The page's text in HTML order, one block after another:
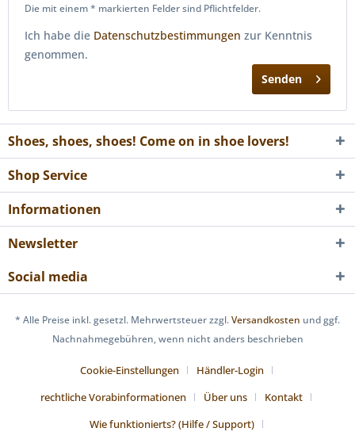
Die mit einem * markierten Felder sind Pflichtfelder.
Ich habe die Datenschutzbestimmungen zur Kenntnis
genommen.
Senden
Shoes, shoes, shoes! Come on in shoe lovers!
Shop Service
Informationen
Newsletter
Social media
* Alle Preise inkl. gesetzl. Mehrwertsteuer zzgl.Versandkosten und ggf.
Nachnahmegebühren, wenn nicht anders beschrieben
Cookie-Einstellungen
Händler-Login
rechtliche Vorabinformationen
Über uns
Kontakt
Wie funktionierts? (Hilfe / Support)